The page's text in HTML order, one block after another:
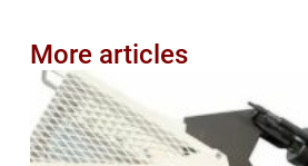
More articles